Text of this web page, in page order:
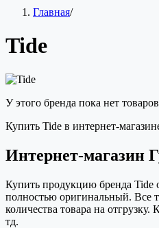
Главная/
Tide
У этого бренда пока нет товаров
Купить Tide в интернет-
Интернет-магазин
Купить продукцию бренда Tide
полностью оригинальный. Все
количества товара на
тд.